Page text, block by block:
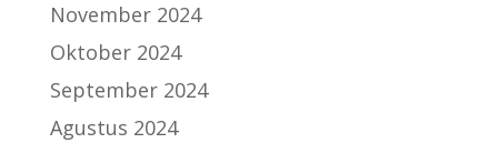
November 2024
Oktober 2024
September 2024
Agustus 2024